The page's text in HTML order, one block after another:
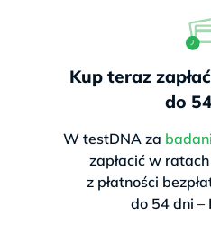
Kup teraz
do
W testDNA za
zapłacić w
z płatności
do 54 dni –